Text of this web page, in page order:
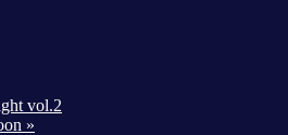
vol.2
»